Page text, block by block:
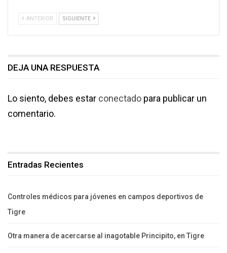
ANTERIOR SIGUIENTE
DEJA UNA RESPUESTA
Lo siento, debes estar conectado para publicar un
comentario.
Entradas Recientes
Controles médicos para jóvenes en campos deportivos de
Tigre
Otra manera de acercarse al inagotable Principito, en Tigre